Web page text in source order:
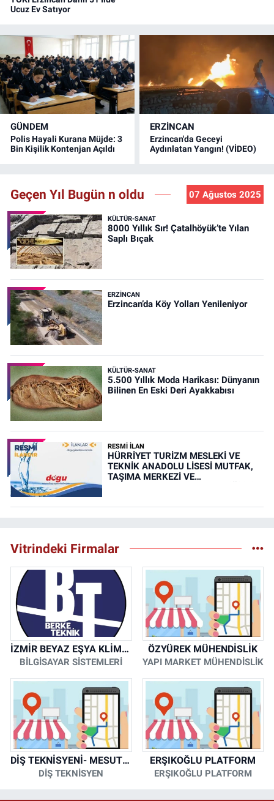
Ucuz Ev Satıyor
GÜNDEM
Polis Hayali Kurana Müjde: 3
Bin Kişilik Kontenjan Açıldı
ERZINCAN
Erzincan'da Geceyi
Aydınlatan Yangın! (VİDEO)
Geçen Yıl Bugün n oldu 07 Ağustos 2025
KÜLTÜR-SANAT
8000 Yıllık Sır! Çatalhöyük’te Yılan
Saplı Bıçak
ERZINCAN
Erzincan’da Köy Yolları Yenileniyor
KÜLTÜR-SANAT
5.500 Yıllık Moda Harikası: Dünyanın
Bilinen En Eski Deri Ayakkabısı
RESMİ İLAN
HÜRRİYET TURİZM MESLEKİ VE
TEKNİK ANADOLU LİSESİ MUTFAK,
TAŞIMA MERKEZİ VE
Vitrindeki Firmalar
İZMİR BEYAZ EŞYA KLİMA KOMBİ SERVİSİ
BİLGİSAYAR SİSTEMLERİ
ÖZYÜREK MÜHENDİSLİK
YAPI MARKET MÜHENDİSLİK
DİŞ TEKNİSYENİ- MESUT KORKMAZ
DİŞ TEKNİSYEN
ERŞIKOĞLU PLATFORM
ERŞIKOĞLU PLATFORM